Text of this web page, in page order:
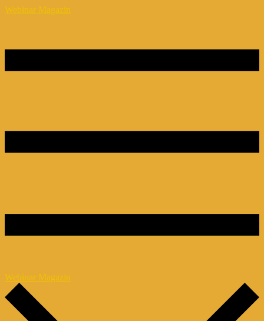
Webinar Magazin
Webinar Magazin